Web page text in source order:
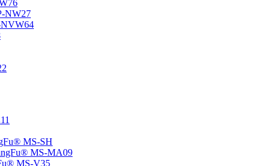
NW27
NVW64
MS-SH
MS-MA09
MS-V35